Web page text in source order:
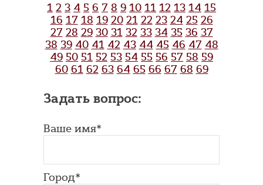
1 2 3 4 5 6 7 8 9 10 11 12 13 14 15
16 17 18 19 20 21 22 23 24 25 26
27 28 29 30 31 32 33 34 35 36 37
38 39 40 41 42 43 44 45 46 47 48
49 50 51 52 53 54 55 56 57 58 59
60 61 62 63 64 65 66 67 68 69
Задать вопрос:
Ваше имя*
Город*